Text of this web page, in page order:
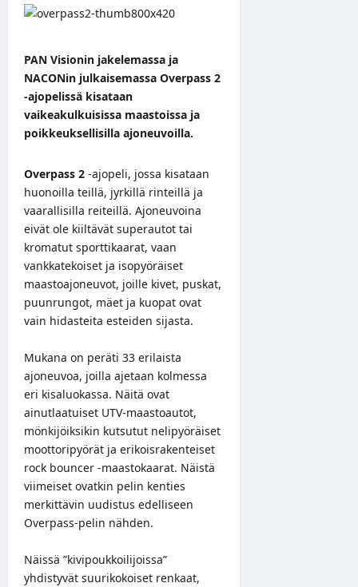
PAN Visionin jakelemassa ja
NACONin julkaisemassa Overpass 2
-ajopelissä kisataan
vaikeakulkuisissa maastoissa ja
poikkeuksellisilla ajoneuvoilla.
Overpass 2 -ajopeli, jossa kisataan
huonoilla teillä, jyrkillä rinteillä ja
vaarallisilla reiteillä. Ajoneuvoina
eivät ole kiiltävät superautot tai
kromatut sporttikaarat, vaan
vankkatekoiset ja isopyöräiset
maastoajoneuvot, joille kivet, puskat,
puunrungot, mäet ja kuopat ovat
vain hidasteita esteiden sijasta.
Mukana on peräti 33 erilaista
ajoneuvoa, joilla ajetaan kolmessa
eri kisaluokassa. Näitä ovat
ainutlaatuiset UTV-maastoautot,
mönkijöiksikin kutsutut nelipyöräiset
moottoripyörät ja erikoisrakenteiset
rock bouncer -maastokaarat. Näistä
viimeiset ovatkin pelin kenties
merkittävin uudistus edelliseen
Overpass-pelin nähden.
Näissä ”kivipoukkoilijoissa”
yhdistyvät suurikokoiset renkaat,